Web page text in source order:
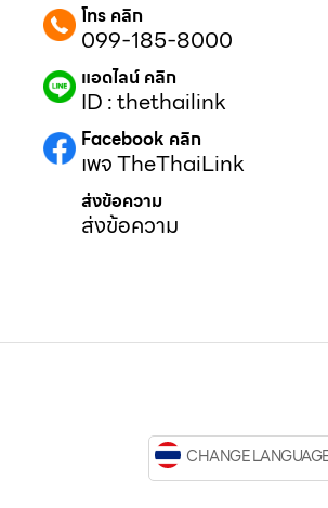
โทร คลิก
099-185-8000
แอดไลน์ คลิก
ID : thethailink
Facebook คลิก
เพจ TheThaiLink
ส่งข้อความ
ส่งข้อความ
CHANGE